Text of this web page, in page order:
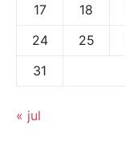
17
18
24
25
31
« jul